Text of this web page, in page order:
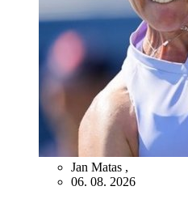
Jan Matas ,
06. 08. 2026